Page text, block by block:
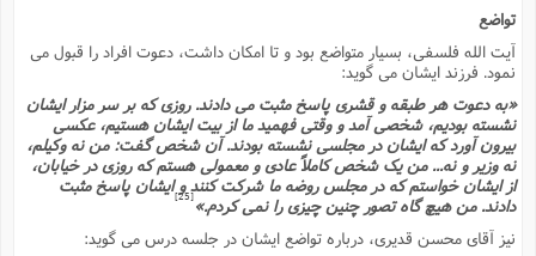
تواضع
آیت الله فلسفى، بسیار متواضع بود و تا امکان داشت، دعوت افراد را قبول مى
نمود. فرزند ایشان مى گوید:
«به دعوت هر طبقه و قشرى پاسخ مثبت مى دادند. روزى که بر سر مزار ایشان
نشسته بودیم، شخصى آمد و وقتى فهمید ما از بیت ایشان هستیم، عکسى
بیرون آورد که ایشان در مجلسى نشسته بودند. آن شخص گفت: من نه وکیلم،
نه وزیر و نه... من یک شخص کاملاً عادى و معمولى هستم که روزى در خیابان،
از ایشان خواستم که در مجلس روضه ما شرکت کنند و ایشان پاسخ مثبت
دادند. من هیچ گاه تصور چنین چیزى را نمى کردم.»
نیز آقاى محسن قدیرى، درباره تواضع ایشان در جلسه درس مى گوید: